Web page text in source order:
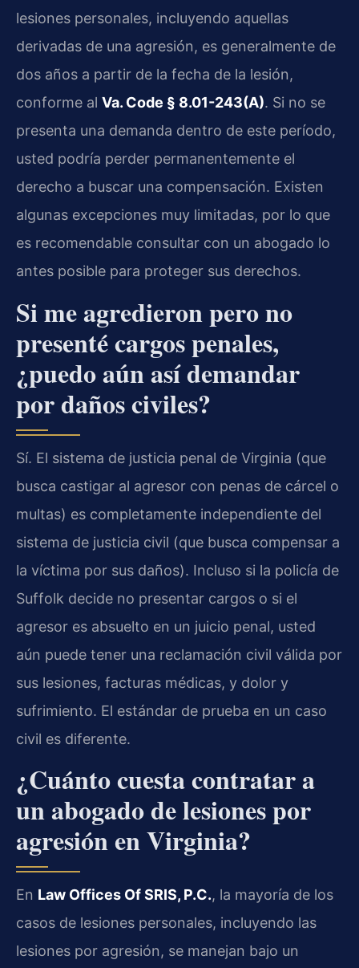
lesiones personales, incluyendo aquellas
derivadas de una agresión, es generalmente de
dos años a partir de la fecha de la lesión,
conforme al Va. Code § 8.01-243(A). Si no se
presenta una demanda dentro de este período,
usted podría perder permanentemente el
derecho a buscar una compensación. Existen
algunas excepciones muy limitadas, por lo que
es recomendable consultar con un abogado lo
antes posible para proteger sus derechos.
Si me agredieron pero no
presenté cargos penales,
¿puedo aún así demandar
por daños civiles?
Sí. El sistema de justicia penal de Virginia (que
busca castigar al agresor con penas de cárcel o
multas) es completamente independiente del
sistema de justicia civil (que busca compensar a
la víctima por sus daños). Incluso si la policía de
Suffolk decide no presentar cargos o si el
agresor es absuelto en un juicio penal, usted
aún puede tener una reclamación civil válida por
sus lesiones, facturas médicas, y dolor y
sufrimiento. El estándar de prueba en un caso
civil es diferente.
¿Cuánto cuesta contratar a
un abogado de lesiones por
agresión en Virginia?
En Law Offices Of SRIS, P.C., la mayoría de los
casos de lesiones personales, incluyendo las
lesiones por agresión, se manejan bajo un